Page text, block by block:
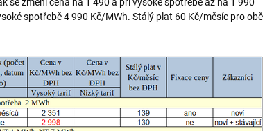
spotřebě 4 990 Kč/MWh. Stálý plat 60 Kč/měsíc pro obě